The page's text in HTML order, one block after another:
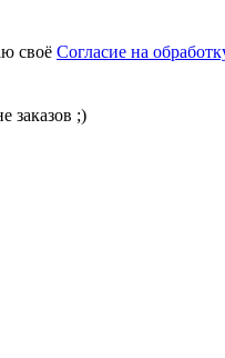
своё Согласие на
заказов ;)